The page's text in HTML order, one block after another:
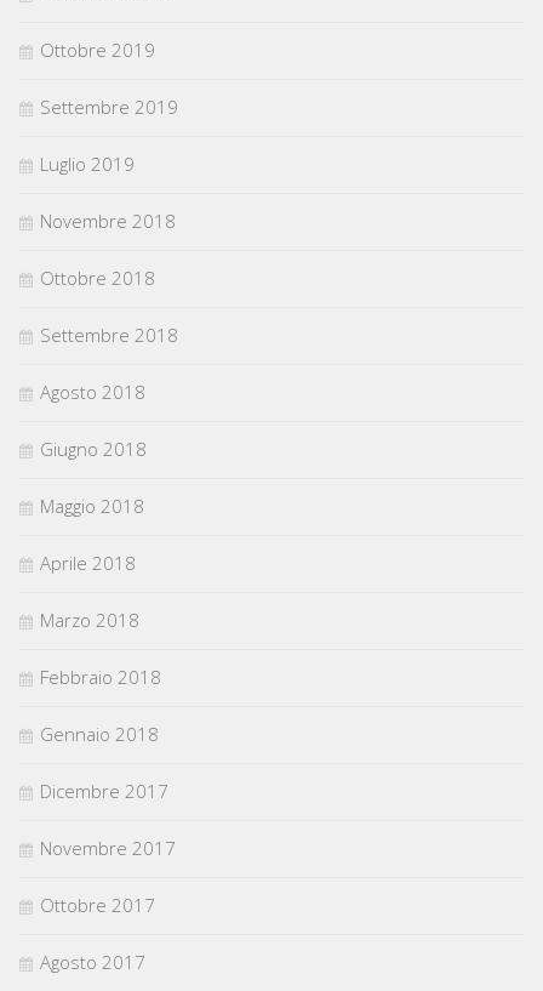
Ottobre 2019
Settembre 2019
Luglio 2019
Novembre 2018
Ottobre 2018
Settembre 2018
Agosto 2018
Giugno 2018
Maggio 2018
Aprile 2018
Marzo 2018
Febbraio 2018
Gennaio 2018
Dicembre 2017
Novembre 2017
Ottobre 2017
Agosto 2017